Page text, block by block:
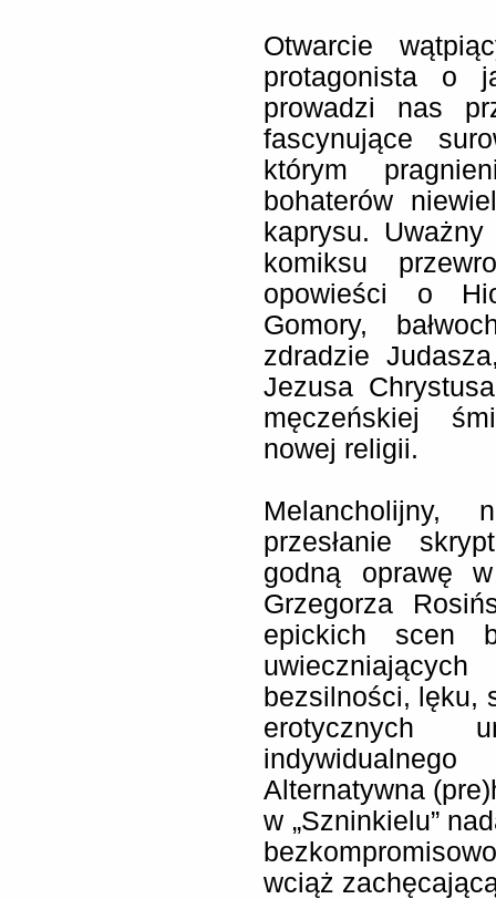
Otwarcie
protagonista o
prowadzi nas
fascynujące
którym
bohaterów
kaprysu.
komiksu
opowieści o
Gomory,
zdradzie
Jezusa
męczeńskiej
nowej religii.
Melancholijny,
przesłanie
godną oprawę
Grzegorza
epickich scen
bezsilności, lęku,
erotycznych
Alternatywna
w „Szninkielu”
wciąż